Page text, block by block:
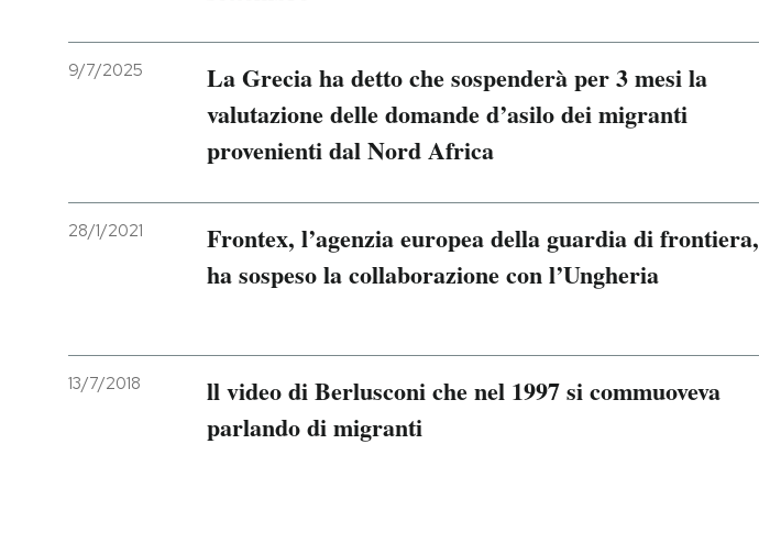
9/7/2025
La Grecia ha detto che sospenderà per 3 mesi la
valutazione delle domande d’asilo dei migranti
provenienti dal Nord Africa
28/1/2021
Frontex, l’agenzia europea della guardia di frontiera,
ha sospeso la collaborazione con l’Ungheria
13/7/2018
ll video di Berlusconi che nel 1997 si commuoveva
parlando di migranti